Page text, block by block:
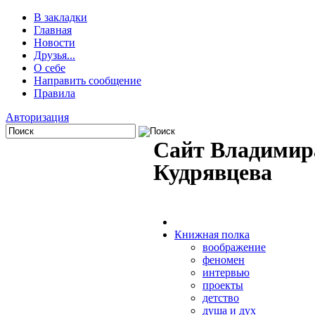
В закладки
Главная
Новости
Друзья...
О себе
Направить сообщение
Правила
Авторизация
Сайт
Кудрявцева
Книжная полка
воображение
феномен
интервью
проекты
детство
душа и дух